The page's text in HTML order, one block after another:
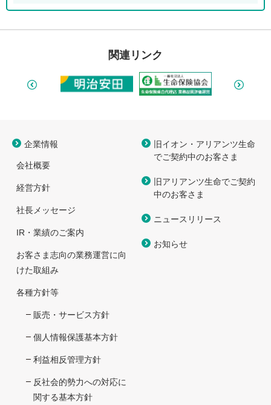
関連リンク
企業情報
会社概要
経営方針
社長メッセージ
IR・業績のご案内
お客さま志向の業務運営に向
けた取組み
各種方針等
販売・サービス方針
個人情報保護基本方針
利益相反管理方針
反社会的勢力への対応に
関する基本方針
旧イオン・アリアンツ生命
でご契約中のお客さま
旧アリアンツ生命でご契約
中のお客さま
ニュースリリース
お知らせ